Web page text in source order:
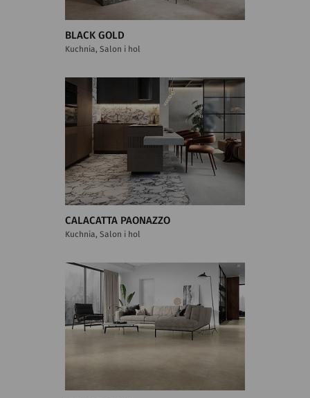
BLACK GOLD
Kuchnia, Salon i hol
CALACATTA PAONAZZO
Kuchnia, Salon i hol